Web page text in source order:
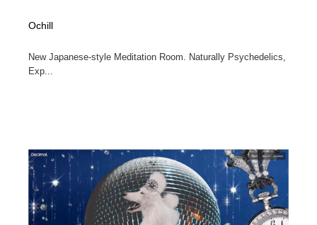
Ochill
New Japanese-style Meditation Room. Naturally Psychedelics,
Exp...